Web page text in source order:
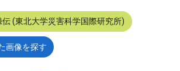
(東北大学災害科学国際研究所)
画像を探す